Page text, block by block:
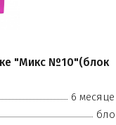
"Микс №10"(блок
6